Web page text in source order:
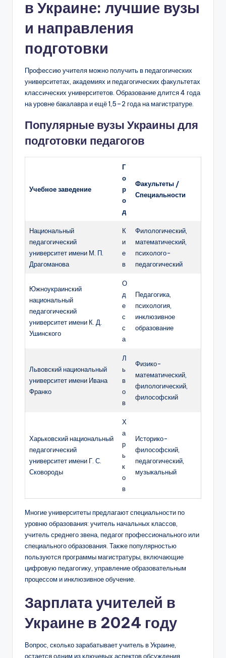
в Украине: лучшие вузы
и направления
подготовки
Профессию учителя можно получить в педагогических
университетах, академиях и педагогических факультетах
классических университетов. Образование длится 4 года
на уровне бакалавра и ещё 1,5–2 года на магистратуре.
Популярные вузы Украины для
подготовки педагогов
Учебное заведение
Г
о
р
о
д
Факультеты /
Специальности
Национальный
педагогический
университет имени М. П.
Драгоманова
К
и
е
в
Филологический,
математический,
психолого-
педагогический
Южноукраинский
национальный
педагогический
университет имени К. Д.
Ушинского
О
д
е
с
с
а
Педагогика,
психология,
инклюзивное
образование
Львовский национальный
университет имени Ивана
Франко
Л
ь
в
о
в
Физико-
математический,
филологический,
философский
Харьковский национальный
педагогический
университет имени Г. С.
Сковороды
Х
а
р
ь
к
о
в
Историко-
философский,
педагогический,
музыкальный
Многие университеты предлагают специальности по
уровню образования: учитель начальных классов,
учитель среднего звена, педагог профессионального или
специального образования. Также популярностью
пользуются программы магистратуры, включающие
цифровую педагогику, управление образовательным
процессом и инклюзивное обучение.
Зарплата учителей в
Украине в 2024 году
Вопрос, сколько зарабатывает учитель в Украине,
остается одним из ключевых аспектов обсуждения